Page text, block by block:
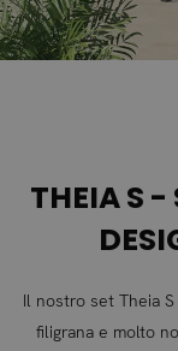
THEIA S
Il nostro set Theia
filigrana e molto